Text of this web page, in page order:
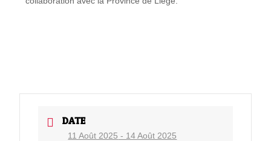
DATE
11 Août 2025 - 14 Août 2025